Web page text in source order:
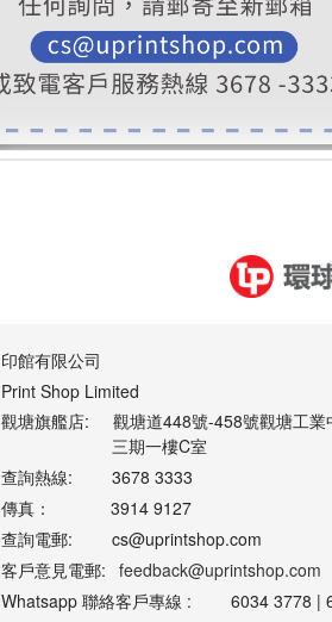
印館有限公司
Print Shop Limited
觀塘旗艦店:
觀塘道448號-458號觀塘工業
三期一樓C室
查詢熱線:
3678 3333
傳真：
3914 9127
查詢電郵:
cs@uprintshop.com
客戶意見電郵: feedback@uprintshop.com
Whatsapp 聯絡客戶專線 :
6034 3778 |